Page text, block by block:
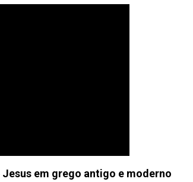
em grego antigo e moderno